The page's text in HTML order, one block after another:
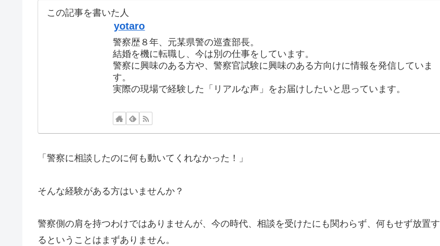
この記事を書いた人
yotaro
警察歴８年、元某県警の巡査部長。
結婚を機に転職し、今は別の仕事をしています。
警察に興味のある方や、警察官試験に興味のある方向けに情報を発信していま
す。
実際の現場で経験した「リアルな声」をお届けしたいと思っています。
「警察に相談したのに何も動いてくれなかった！」
そんな経験がある方はいませんか？
警察側の肩を持つわけではありませんが、今の時代、相談を受けたにも関わらず、何もせず放置す
るということはまずありません。